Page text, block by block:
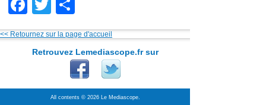
Facebook
Twitter
<< Retournez sur la page d'accueil
Retrouvez Lemediascope.fr sur
All contents © 2026 Le Mediascope.